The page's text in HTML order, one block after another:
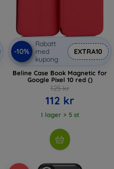
-10%
Rabatt
med
kupong
EXTRA10
Beline Case Book Magnetic for
Google Pixel 10 red ()
125 kr
112 kr
I lager > 5 st